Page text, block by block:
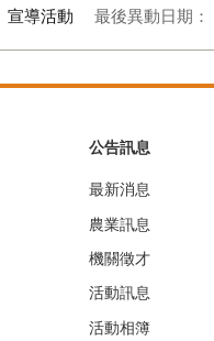
宣導活動 最後異動日期：
公告訊息
最新消息
農業訊息
機關徵才
活動訊息
活動相簿